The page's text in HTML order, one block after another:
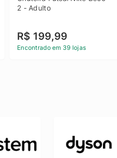
2 - Adulto
R$ 199,99
Encontrado em 39 lojas